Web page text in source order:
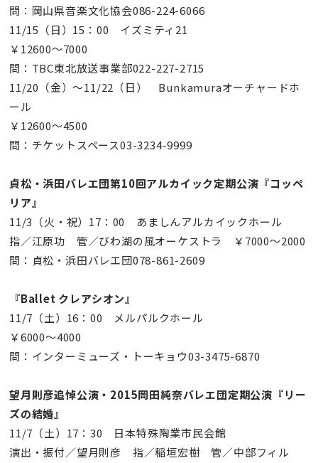
問：岡山県音楽文化協会086-224-6066
11/15（日）15：00 イズミティ21
￥12600〜7000
問：TBC東北放送事業部022-227-2715
11/20（金）〜11/22（日） Bunkamuraオーチャードホ
ール
￥12600〜4500
問：チケットスペース03-3234-9999
貞松・浜田バレエ団第10回アルカイック定期公演『コッペ
リア』
11/3（火・祝）17：00 あましんアルカイックホール
指／江原功 管／びわ湖の風オーケストラ ￥7000〜2000
問：貞松・浜田バレエ団078-861-2609
『Ballet クレアシオン』
11/7（土）16：00 メルパルクホール
￥6000〜4000
問：インターミューズ・トーキョウ03-3475-6870
望月則彦追悼公演・2015岡田純奈バレエ団定期公演『リー
ズの結婚』
11/7（土）17：30 日本特殊陶業市民会館
演出・振付／望月則彦 指／稲垣宏樹 管／中部フィル